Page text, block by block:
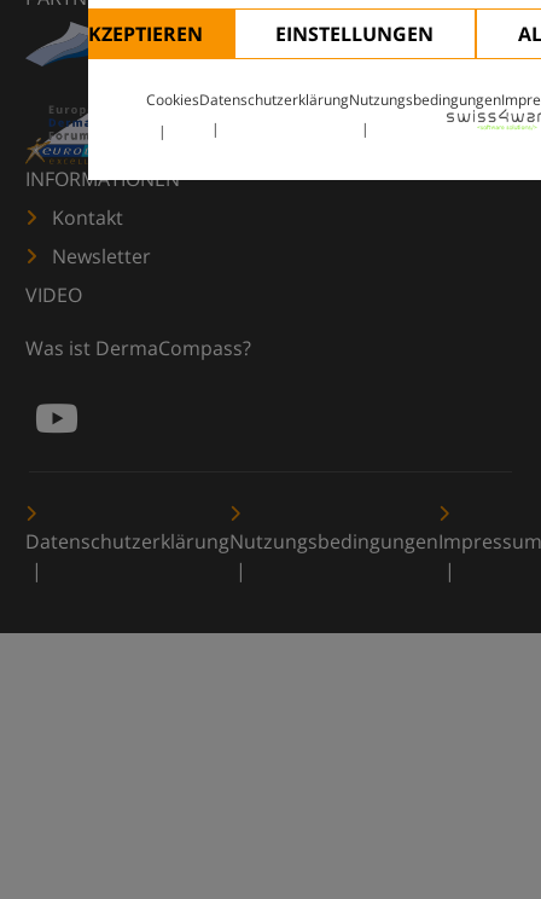
ALLE AKZEPTIEREN
EINSTELLUNGEN
CookiesDatenschutzerklärungNutzungsbedingungen
INFORMATIONEN
Kontakt
Newsletter
VIDEO
Was ist DermaCompass?
DatenschutzerklärungNutzungsbedingungenImpressum